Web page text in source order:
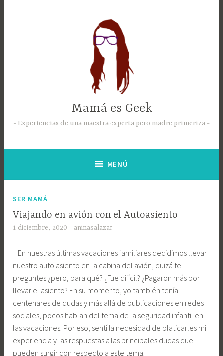
Mamá es Geek
Experiencias de una maestra experta pero madre primeriza
MENÚ
SER MAMÁ
Viajando en avión con el Autoasiento
1 diciembre, 2020 aninasalazar
En nuestras últimas vacaciones familiares decidimos llevar
nuestro auto asiento en la cabina del avión, quizá te
preguntes ¿pero, para qué? ¿Fue difícil? ¿Pagaron más por
llevar el asiento? En su momento, yo también tenía
centenares de dudas y más allá de publicaciones en redes
sociales, pocos hablan del tema de la seguridad infantil en
las vacaciones. Por eso, sentí la necesidad de platicarles mi
experiencia y las respuestas a las principales dudas que
pueden surgir con respecto a este tema.